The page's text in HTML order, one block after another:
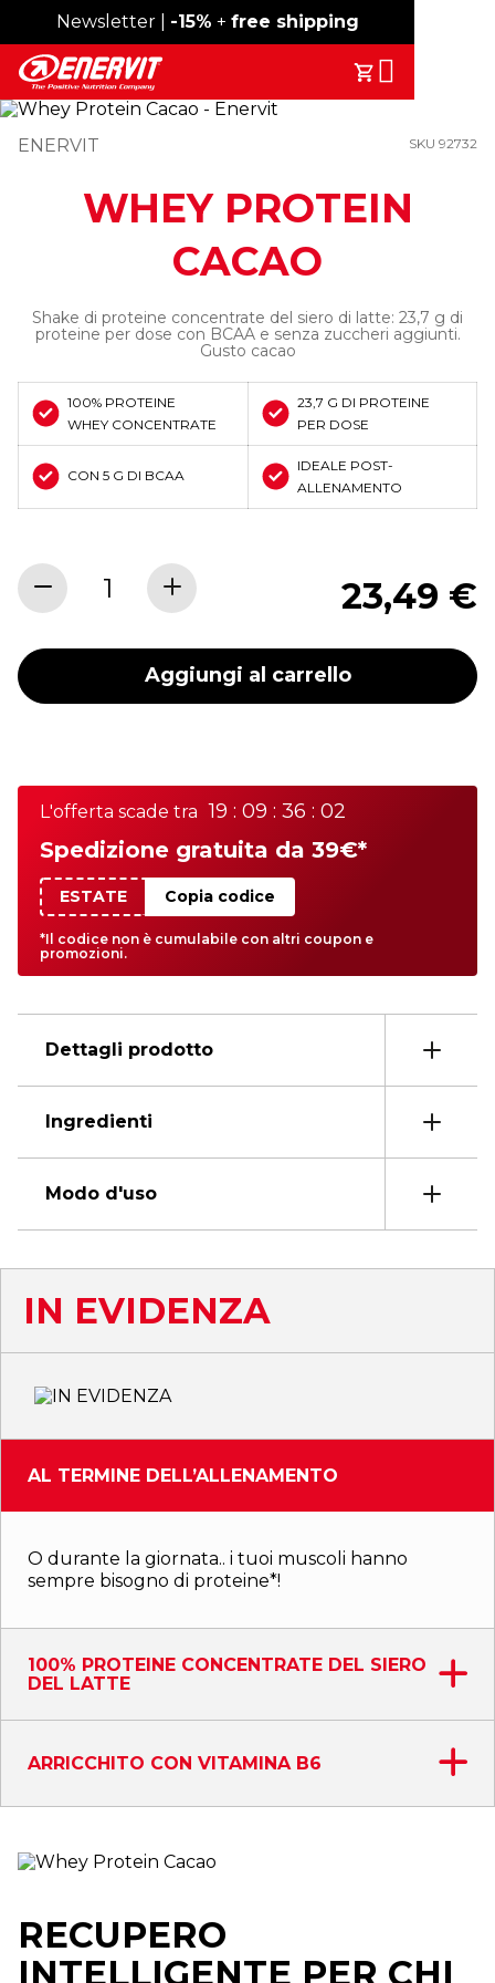
Spedizione gratuita sopra i 49€
Newsletter | -15% + free shipping
Il Tuo
Search
ENERVIT SKU 92732
WHEY PROTEIN
CACAO
Shake di proteine concentrate del siero di latte: 23,7 g di
proteine per dose con BCAA e senza zuccheri aggiunti.
Gusto cacao
100% PROTEINE
WHEY CONCENTRATE
23,7 G DI PROTEINE
PER DOSE
CON 5 G DI BCAA
IDEALE POST-
ALLENAMENTO
23,49 €
Aggiungi al carrello
L'offerta scade tra 19 : 09 : 36 : 02
Spedizione gratuita da 39€*
ESTATE Copia codice
*Il codice non è cumulabile con altri coupon e
promozioni.
Dettagli prodotto
Ingredienti
Modo d'uso
IN EVIDENZA
AL TERMINE DELL’ALLENAMENTO
O durante la giornata.. i tuoi muscoli hanno
sempre bisogno di proteine*!
100% PROTEINE CONCENTRATE DEL SIERO
DEL LATTE
ARRICCHITO CON VITAMINA B6
RECUPERO
INTELLIGENTE PER CHI